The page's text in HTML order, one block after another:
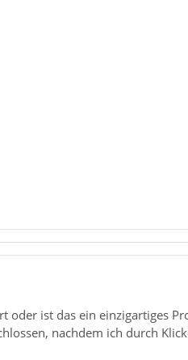
oder ist das ein einzigartiges
nachdem ich durch